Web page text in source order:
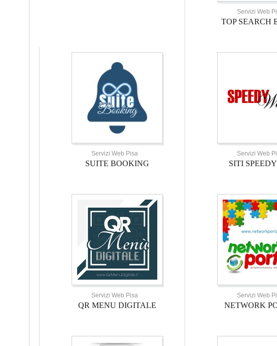
Servizi Web
TOP SEARCH
Servizi Web Pisa
SUITE BOOKING
Servizi Web
SITI
Servizi Web Pisa
QR MENU DIGITALE
Servizi Web
NETWORK